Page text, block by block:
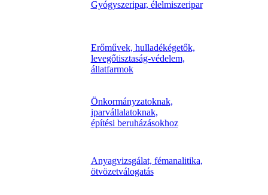
Gyógyszeripar, élelmiszeripar
Erőművek, hulladékégetők,
levegőtisztaság-védelem,
állatfarmok
Önkormányzatoknak,
iparvállalatoknak,
építési beruházásokhoz
Anyagvizsgálat, fémanalitika,
ötvözetválogatás